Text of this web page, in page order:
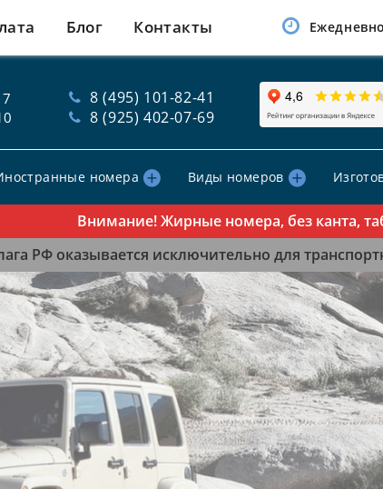
Блог Контакты
8 (495) 101-82-41
8 (925) 402-07-69
номера Виды номеров
Внимание! Жирные номера, без канта,
РФ оказывается исключительно для